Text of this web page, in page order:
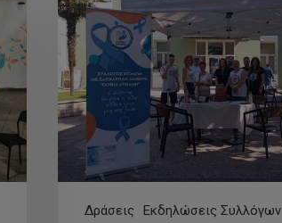
Δράσεις Εκδηλώσεις Συλλόγων